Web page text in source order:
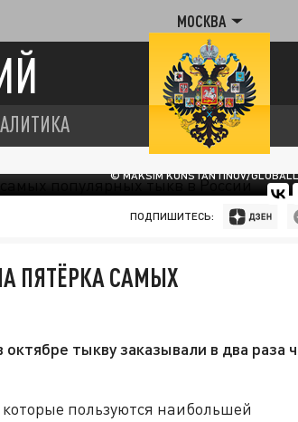
МОСКВА
© MAKSIM KONSTANTINOV/
ПОДПИШИТЕСЬ:
ПЯТЁРКА САМЫХ
тыкву заказывали в два раза
пользуются наибольшей